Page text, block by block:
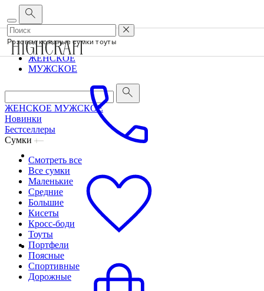
Корпоративным клиентам • О бренде
ЖЕНСКОЕ
МУЖСКОЕ
ЖЕНСКОЕ МУЖСКОЕ
Новинки
Бестселлеры
Сумки
Смотреть все
Все сумки
Маленькие
Средние
Большие
Кисеты
Кросс-боди
Тоуты
Портфели
Поясные
Спортивные
Дорожные
Розовые кожаные сумки тоуты